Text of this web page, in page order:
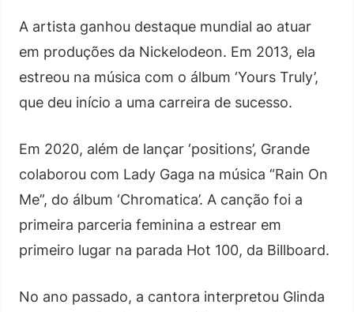
A artista ganhou destaque mundial ao atuar
em produções da Nickelodeon. Em 2013, ela
estreou na música com o álbum ‘Yours Truly’,
que deu início a uma carreira de sucesso.
Em 2020, além de lançar ‘positions’, Grande
colaborou com Lady Gaga na música “Rain On
Me”, do álbum ‘Chromatica’. A canção foi a
primeira parceria feminina a estrear em
primeiro lugar na parada Hot 100, da Billboard.
No ano passado, a cantora interpretou Glinda